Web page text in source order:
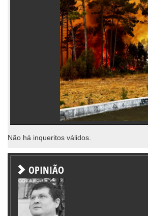
Não há inqueritos válidos.
OPINIÃO